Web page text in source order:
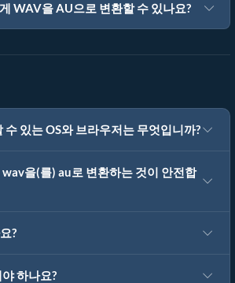
WAV을 AU으로 변환할 수 있나요?
있는 OS와 브라우저는 무엇입니까?
을(를) au로 변환하는 것이 안전합
?
하나요?